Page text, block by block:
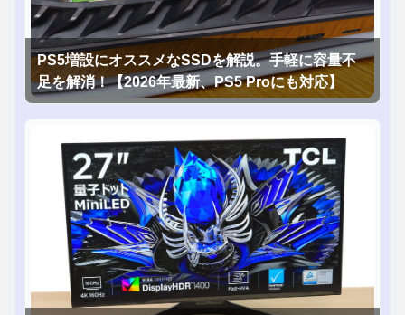
PS5増設にオススメなSSDを解説。手軽に容量不
足を解消！【2026年最新、PS5 Proにも対応】